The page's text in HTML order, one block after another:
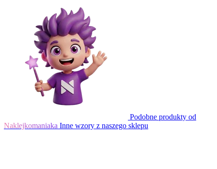
Podobne produkty od
Naklejkomaniaka Inne wzory z naszego sklepu